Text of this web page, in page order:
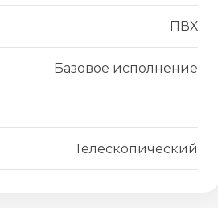
ПВХ
Базовое исполнение
Телескопический